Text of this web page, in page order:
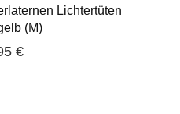
Lichtertüten
(M)
€